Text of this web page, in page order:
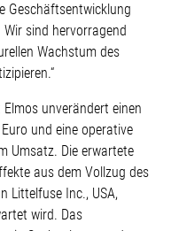
Geschäftsentwicklung
sind hervorragend
Wachstum des
unverändert einen
und eine operative
Umsatz. Die erwartete
aus dem Vollzug des
Littelfuse Inc., USA,
wird. Das